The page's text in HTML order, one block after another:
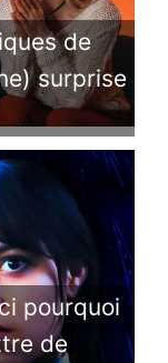
de
surprise
pourquoi
de